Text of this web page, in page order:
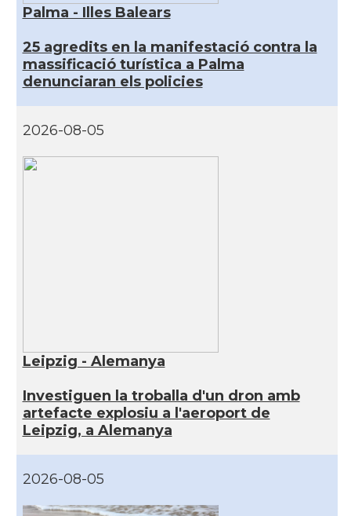
Palma - Illes Balears
25 agredits en la manifestació contra la
massificació turística a Palma
denunciaran els policies
2026-08-05
Leipzig - Alemanya
Investiguen la troballa d'un dron amb
artefacte explosiu a l'aeroport de
Leipzig, a Alemanya
2026-08-05